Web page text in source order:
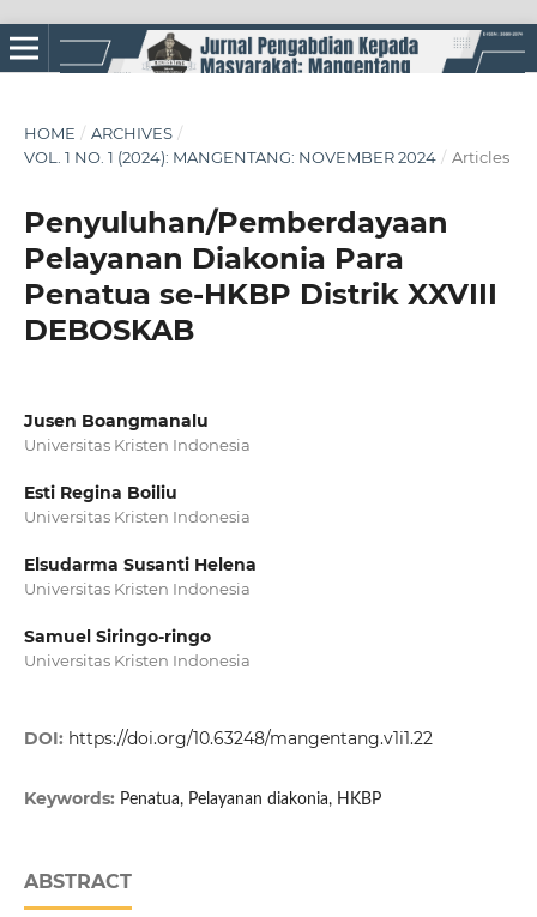
HOME / ARCHIVES /
VOL. 1 NO. 1 (2024): MANGENTANG: NOVEMBER 2024 / Articles
Penyuluhan/Pemberdayaan
Pelayanan Diakonia Para
Penatua se-HKBP Distrik XXVIII
DEBOSKAB
Jusen Boangmanalu
Universitas Kristen Indonesia
Esti Regina Boiliu
Universitas Kristen Indonesia
Elsudarma Susanti Helena
Universitas Kristen Indonesia
Samuel Siringo-ringo
Universitas Kristen Indonesia
DOI: https://doi.org/10.63248/mangentang.v1i1.22
Keywords: Penatua, Pelayanan diakonia, HKBP
ABSTRACT